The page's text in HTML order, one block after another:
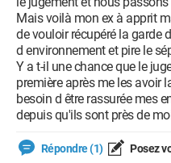
Mais voilà mon ex à apprit
de vouloir récupéré la garde
d environnement et pire le
Y a t-il une chance que le
première après me les avoir
besoin d être rassurée mes
depuis qu'ils sont près de
Répondre (1) Posez